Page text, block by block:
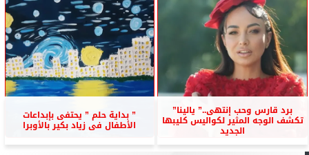
برد قارس وحب إنتهى..” يالينا”
تكشف الوجه المثير لكواليس كليبها
الجديد
” بداية حلم ” يحتفى بإبداعات
الأطفال فى زياد بكير بالأوبرا